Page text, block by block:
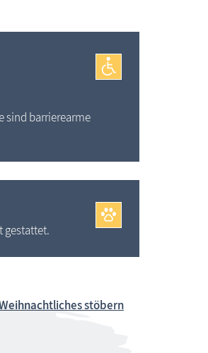
sind barrierearme
gestattet.
stöbern